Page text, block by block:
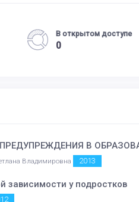
В открытом доступе
0
ПРЕДУПРЕЖДЕНИЯ В
Владимировна 2013
зависимости у подростков